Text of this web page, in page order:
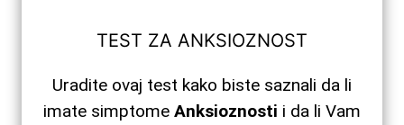
TEST ZA ANKSIOZNOST
Uradite ovaj test kako biste saznali da li
imate simptome Anksioznosti i da li Vam